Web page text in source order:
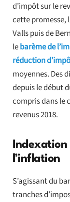
d’impôt sur le
cette promesse,
Valls puis de
lebarème de
réduction
moyennes. Des
depuis le début
compris dans le
revenus 2018.
Indexation
l’inflation
S’agissant du
tranches